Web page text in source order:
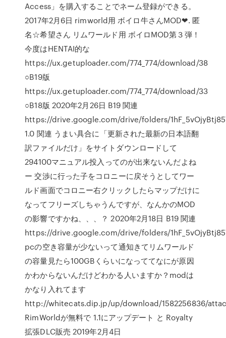
Access」を購入することでネーム登録ができる。
2017年2月6日 rimworld用 ボイロ牛さんMOD❤. 匿
名☆希望さん リムワールド用 ボイロMOD第３弾！
今度はHENTAI的な
https://ux.getuploader.com/774_774/download/38
○B19版
https://ux.getuploader.com/774_774/download/33
○B18版 2020年2月26日 B19 関連
https://drive.google.com/drive/folders/
1.0 関連 うまい具合に「更新された最新の日本語翻
訳ファイルだけ」をサイトダウンロードして
294100マニュアル投入ってのが出来ないんだよね
ー 交渉に行った子をコロニーに戻そうとしてワー
ルド画面でコロニー右クリックしたらマップだけに
なってフリーズしちゃうんですが、なんかのMOD
の影響ですかね、、、？ 2020年2月18日 B19 関連
https://drive.google.com/drive/folders/
pcの空き容量が少ないって通知きてリムワールド
の容量見たら100GBくらいになっててなにが原因
かわからないんだけどわかる人いますか？modは
かなり入れてます
http://whitecats.dip.jp/up/download/1582256836/
RimWorldが無料で 1.1にアップデート と Royalty
拡張DLC販売 2019年2月4日